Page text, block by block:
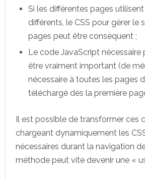
Si les différentes pages
différents, le CSS pour gérer le
pages peut être conséquent ;
Le code JavaScript nécessaire
être vraiment important (de
nécessaire à toutes les pages
téléchargé dès la première
Il est possible de transformer ces
chargeant dynamiquement les
nécessaires durant la navigation
méthode peut vite devenir une «